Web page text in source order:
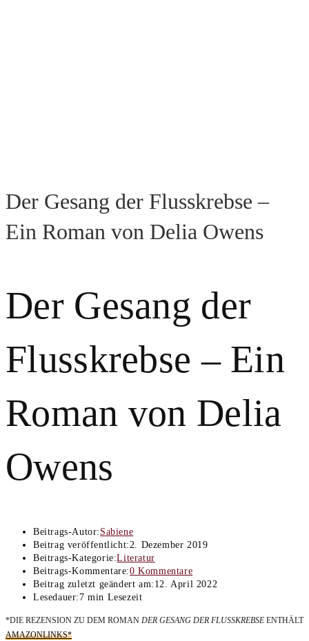
Der Gesang der Flusskrebse –
Ein Roman von Delia Owens
Der Gesang der
Flusskrebse – Ein
Roman von Delia
Owens
Beitrags-Autor: Sabiene
Beitrag veröffentlicht:2. Dezember 2019
Beitrags-Kategorie:Literatur
Beitrags-Kommentare:0 Kommentare
Beitrag zuletzt geändert am: 12. April 2022
Lesedauer: 7 min Lesezeit
*DIE REZENSION ZU DEM ROMAN DER GESANG DER FLUSSKREBSE ENTHÄLT
AMAZONLINKS*